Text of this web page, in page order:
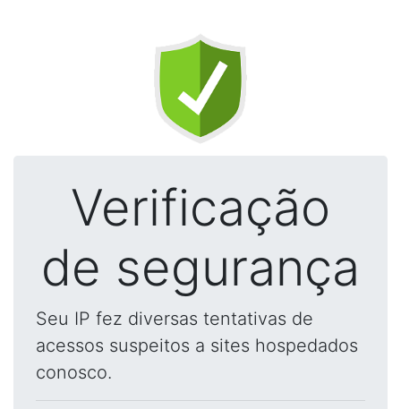
Verificação
de segurança
Seu IP fez diversas tentativas de
acessos suspeitos a sites hospedados
conosco.